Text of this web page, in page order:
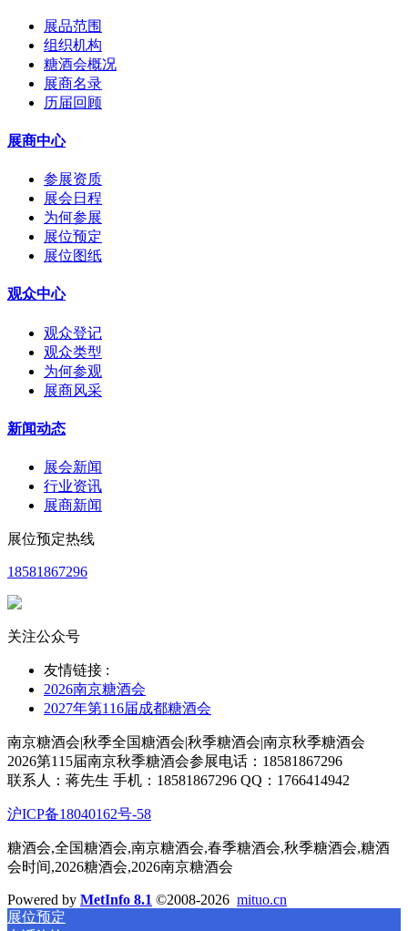
展品范围
组织机构
糖酒会概况
展商名录
历届回顾
展商中心
参展资质
展会日程
为何参展
展位预定
展位图纸
观众中心
观众登记
观众类型
为何参观
展商风采
新闻动态
展会新闻
行业资讯
展商新闻
展位预定热线
18581867296
关注公众号
友情链接 :
2026南京糖酒会
2027年第116届成都糖酒会
南京糖酒会|秋季全国糖酒会|秋季糖酒会|南京秋季糖酒会
2026第115届南京秋季糖酒会参展电话：18581867296
联系人：蒋先生 手机：18581867296 QQ：1766414942
沪ICP备18040162号-58
糖酒会,全国糖酒会,南京糖酒会,春季糖酒会,秋季糖酒会,糖酒
会时间,2026糖酒会,2026南京糖酒会
Powered by MetInfo 8.1 ©2008-2026 mituo.cn
展位预定